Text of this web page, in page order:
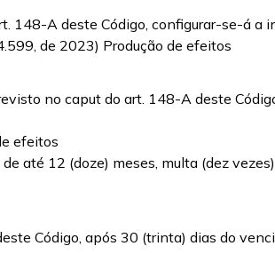
148-A deste Código, configurar-se-á
de 2023) Produção de efeitos
no caput do art. 148-A deste
efeitos
até 12 (doze) meses, multa (dez
Código, após 30 (trinta) dias do